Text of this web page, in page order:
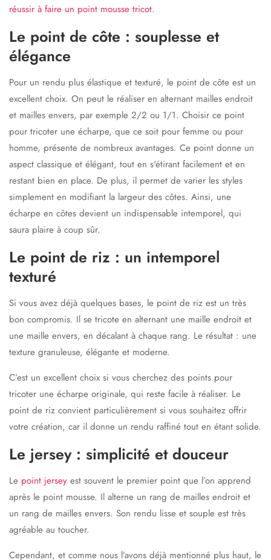
réussir à faire un point mousse tricot.
Le point de côte : souplesse et
élégance
Pour un rendu plus élastique et texturé, le point de côte est un
excellent choix. On peut le réaliser en alternant mailles endroit
et mailles envers, par exemple 2/2 ou 1/1. Choisir ce point
pour tricoter une écharpe, que ce soit pour femme ou pour
homme, présente de nombreux avantages. Ce point donne un
aspect classique et élégant, tout en s'étirant facilement et en
restant bien en place. De plus, il permet de varier les styles
simplement en modifiant la largeur des côtes. Ainsi, une
écharpe en côtes devient un indispensable intemporel, qui
saura plaire à coup sûr.
Le point de riz : un intemporel
texturé
Si vous avez déjà quelques bases, le point de riz est un très
bon compromis. Il se tricote en alternant une maille endroit et
une maille envers, en décalant à chaque rang. Le résultat : une
texture granuleuse, élégante et moderne.
C’est un excellent choix si vous cherchez des points pour
tricoter une écharpe originale, qui reste facile à réaliser. Le
point de riz convient particulièrement si vous souhaitez offrir
votre création, car il donne un rendu raffiné tout en étant solide.
Le jersey : simplicité et douceur
Le point jersey est souvent le premier point que l’on apprend
après le point mousse. Il alterne un rang de mailles endroit et
un rang de mailles envers. Son rendu lisse et souple est très
agréable au toucher.
Cependant, et comme nous l’avons déjà mentionné plus haut, le